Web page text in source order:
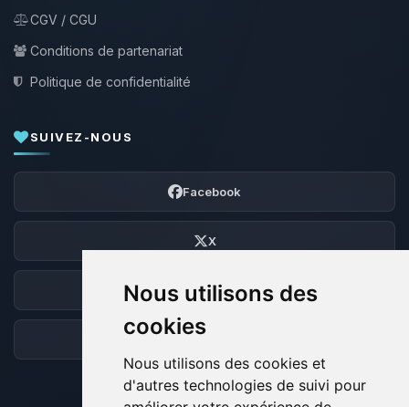
Nous utilisons des
cookies
Nous utilisons des cookies et
d'autres technologies de suivi pour
CGV / CGU
Conditions de partenariat
Politique de confidentialité
SUIVEZ-NOUS
Facebook
X
Discord
Forum